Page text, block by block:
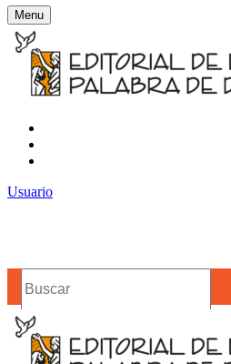
Editorial de la
Contacto
Noticias
Usuario
Menu
Buscar